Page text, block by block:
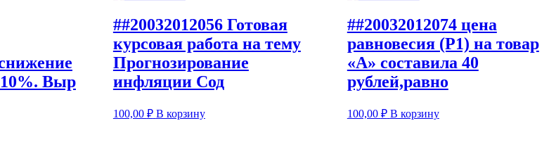
10%. Выр
##20032012056 Готовая
курсовая работа на тему
Прогнозирование
инфляции Сод
100,00 ₽ В корзину
##20032012074 цена
равновесия (Р1) на товар
«А» составила 40
рублей,равно
100,00 ₽ В корзину